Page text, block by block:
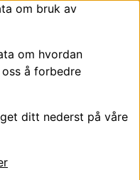
om bruk av
om hvordan
å forbedre
ditt nederst på våre